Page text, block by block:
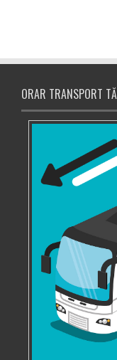
ORAR TRANSPORT